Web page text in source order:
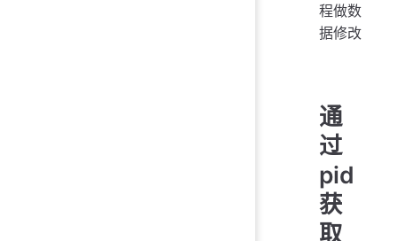
程做数
据修改
通
过
pid
获
取